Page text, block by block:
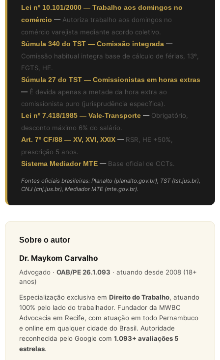
Lei nº 10.101/2000 — Trabalho aos domingos no
comércio — Autoriza trabalho aos domingos no
comércio varejista mediante acordo coletivo.
Súmula 340 do TST — Comissão integrada —
Comissão habitual integra base de cálculo de férias, 13º,
FGTS, HE.
Súmula 27 do TST — Comissionistas em horas extras
— É devida apenas a metade da hora extra ao
comissionista puro (jurisprudência específica).
Lei nº 7.418/1985 — Vale-Transporte — Obrigatório,
desconto máximo 6% do salário.
Art. 7º CF/88 — XV, XVI, XXIX — RSR, HE +50%,
prescrição 5 anos.
Sistema Mediador MTE — Base oficial de CCTs.
Fontes oficiais brasileiras: Planalto (planalto.gov.br), TST (tst.jus.br),
CNJ (cnj.jus.br), Mediador MTE (mte.gov.br).
Sobre o autor
Dr. Maykom Carvalho
Advogado · OAB/PE 26.1.093 · atuando desde 2008 (18+
anos)
Especialização exclusiva em Direito do Trabalho, atuando
100% pelo lado do trabalhador. Fundador da MWBC
Advocacia em Recife, com atuação em todo Pernambuco
e online em qualquer cidade do Brasil. Autoridade
reconhecida pelo Google com 1.093+ avaliações 5
estrelas.